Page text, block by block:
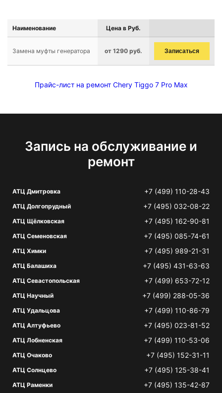
Наименование Цена в Руб.
Замена муфты генератора от 1290 руб. Записаться
Прайс-лист на ремонт Chery Tiggo 7 Pro Max
Запись на обслуживание и
ремонт
АТЦ Дмитровка +7 (499) 110-28-43
АТЦ Долгопрудный +7 (495) 032-08-22
АТЦ Щёлковская +7 (495) 162-90-81
АТЦ Семеновская +7 (495) 085-74-61
АТЦ Химки +7 (495) 989-21-31
АТЦ Балашиха +7 (495) 431-63-63
АТЦ Севастопольская +7 (499) 653-72-12
АТЦ Научный +7 (499) 288-05-36
АТЦ Удальцова +7 (499) 110-86-79
АТЦ Алтуфьево +7 (495) 023-81-52
АТЦ Лобненская +7 (499) 110-53-06
АТЦ Очаково +7 (495) 152-31-11
АТЦ Солнцево +7 (495) 125-38-41
АТЦ Раменки +7 (495) 135-42-87